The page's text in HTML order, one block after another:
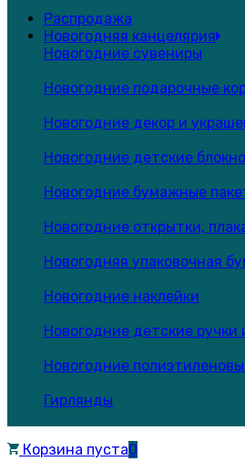
Распродажа
Новогодняя канцелярия
Новогодние сувениры
Новогодние подарочные
Новогодние декор и
Новогодние детские
Новогодние бумажные
Новогодние открытки,
Новогодняя упаковочная
Новогодние наклейки
Новогодние детские ручки
Новогодние
Гирлянды
Корзина пуста0